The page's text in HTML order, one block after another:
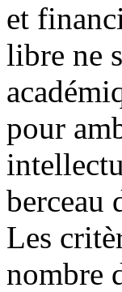
et
libre ne
pour
berceau
Les
nombre